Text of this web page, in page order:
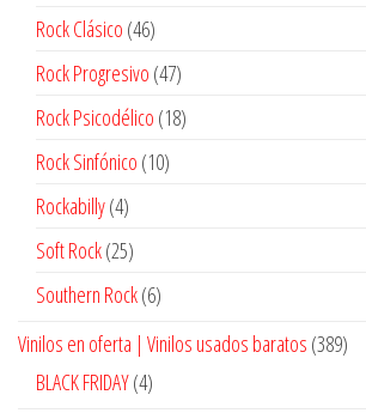
Rock Clásico 4646
productos
Rock Progresivo 4747
productos
Rock Psicodélico 1818
Rock Sinfónico 1010
Rockabilly 44
productos
Soft Rock 2525
productos
Southern Rock 66
Vinilos en oferta | Vinilos usados baratos 389389
BLACK FRIDAY 44